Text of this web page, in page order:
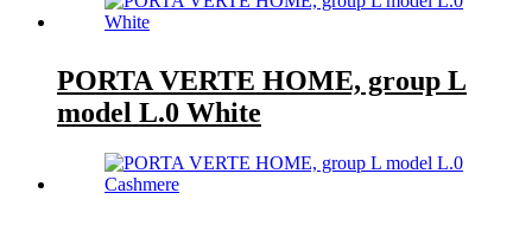
PORTA VERTE HOME, group L
model L.0 White